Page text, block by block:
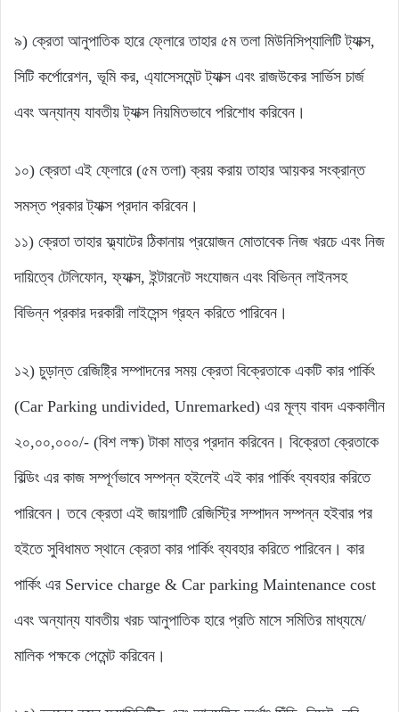
৯) ক্রেতা আনুপাতিক হারে ফ্লোরে তাহার ৫ম তলা মিউনিসিপ্যালিটি ট্যাক্স,
সিটি কর্পোরেশন, ভূমি কর, এ্যাসেসমেন্ট ট্যাক্স এবং রাজউকের সার্ভিস চার্জ
এবং অন্যান্য যাবতীয় ট্যাক্স নিয়মিতভাবে পরিশোধ করিবেন।
১০) ক্রেতা এই ফ্লোরে (৫ম তলা) ক্রয় করায় তাহার আয়কর সংক্রান্ত
সমস্ত প্রকার ট্যাক্স প্রদান করিবেন।
১১) ক্রেতা তাহার ফ্ল্যাটের ঠিকানায় প্রয়োজন মোতাবেক নিজ খরচে এবং নিজ
দায়িত্বে টেলিফোন, ফ্যাক্স, ইন্টারনেট সংযোজন এবং বিভিন্ন লাইনসহ
বিভিন্ন প্রকার দরকারী লাইসেন্স গ্রহন করিতে পারিবেন।
১২) চুড়ান্ত রেজিষ্ট্রি সম্পাদনের সময় ক্রেতা বিক্রেতাকে একটি কার পার্কিং
(Car Parking undivided, Unremarked) এর মূল্য বাবদ এককালীন
২০,০০,০০০/- (বিশ লক্ষ) টাকা মাত্র প্রদান করিবেন। বিক্রেতা ক্রেতাকে
বিল্ডিং এর কাজ সম্পূর্ণভাবে সম্পন্ন হইলেই এই কার পার্কিং ব্যবহার করিতে
পারিবেন। তবে ক্রেতা এই জায়গাটি রেজিস্ট্রি সম্পাদন সম্পন্ন হইবার পর
হইতে সুবিধামত স্থানে ক্রেতা কার পার্কিং ব্যবহার করিতে পারিবেন। কার
পার্কিং এর Service charge & Car parking Maintenance cost
এবং অন্যান্য যাবতীয় খরচ আনুপাতিক হারে প্রতি মাসে সমিতির মাধ্যমে/
মালিক পক্ষকে পেমেন্ট করিবেন।